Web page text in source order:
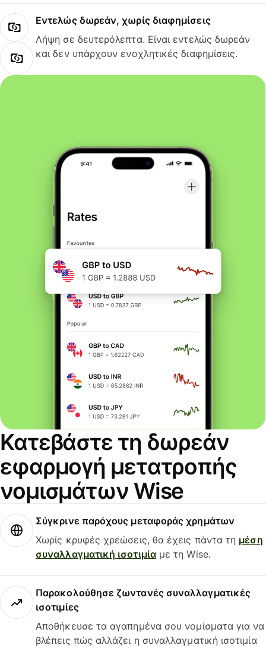
Εντελώς δωρεάν, χωρίς διαφημίσεις
Λήψη σε δευτερόλεπτα. Είναι εντελώς δωρεάν
και δεν υπάρχουν ενοχλητικές διαφημίσεις.
Κατεβάστε τη δωρεάν
εφαρμογή μετατροπής
νομισμάτων Wise
Σύγκρινε παρόχους μεταφοράς χρημάτων
Χωρίς κρυφές χρεώσεις, θα έχεις πάντα τη μέση
συναλλαγματική ισοτιμίαμε τη Wise.
Παρακολούθησε ζωντανές συναλλαγματικές
ισοτιμίες
Αποθήκευσε τα αγαπημένα σου νομίσματα για να
βλέπεις πώς αλλάζει η συναλλαγματική ισοτιμία